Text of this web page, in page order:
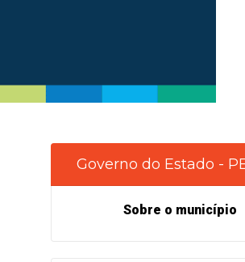
Governo do Estado -
Sobre o município